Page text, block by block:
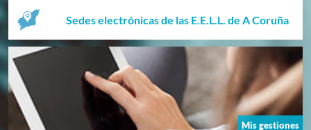
Sedes electrónicas de las E.E.L.L. de A Coruña
Mis gestiones